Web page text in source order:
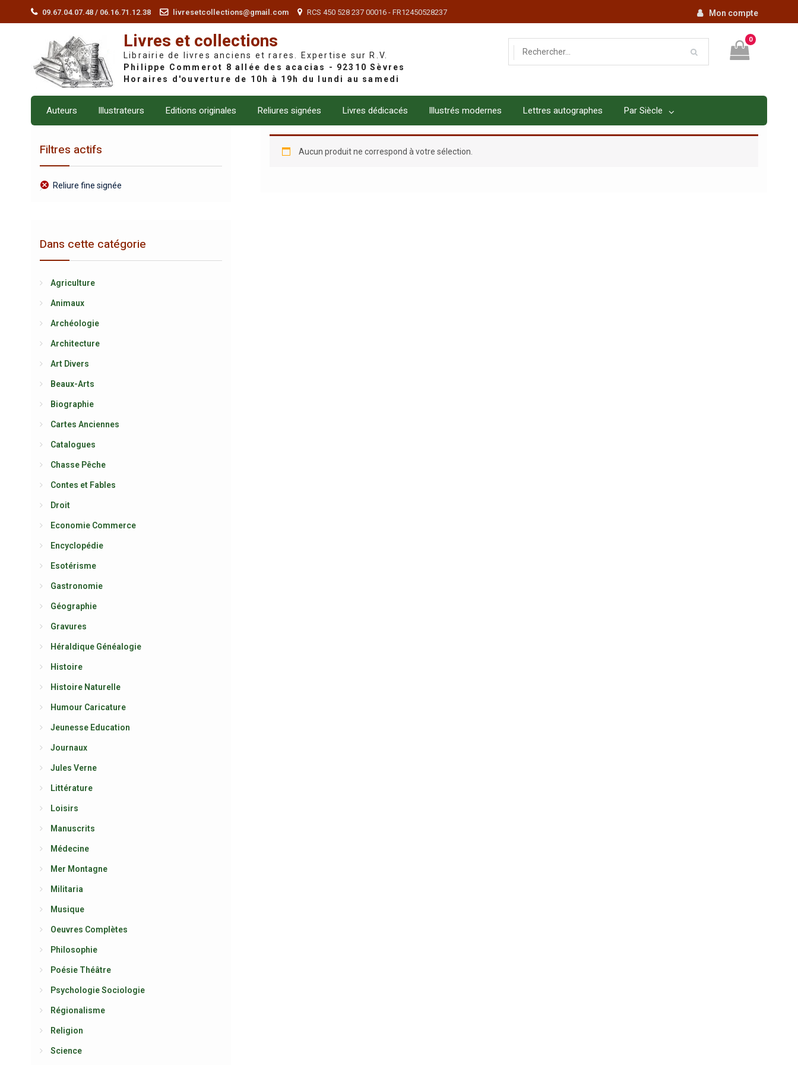
09.67.04.07.48 / 06.16.71.12.38 livresetcollections@gmail.com RCS 450 528 237 00016 - FR12450528237 Mon compte
Livres et collections
Librairie de livres anciens et rares. Expertise sur R.V.
0
Auteurs Illustrateurs Editions originales Reliures signées Livres dédicacés Illustrés modernes Lettres autographes Par Siècle
Aucun produit ne correspond à votre sélection.
Filtres actifs
Reliure fine signée
Dans cette catégorie
Agriculture
Animaux
Archéologie
Architecture
Art Divers
Beaux-Arts
Biographie
Cartes Anciennes
Catalogues
Chasse Pêche
Contes et Fables
Droit
Economie Commerce
Encyclopédie
Esotérisme
Gastronomie
Géographie
Gravures
Héraldique Généalogie
Histoire
Histoire Naturelle
Humour Caricature
Jeunesse Education
Journaux
Jules Verne
Littérature
Loisirs
Manuscrits
Médecine
Mer Montagne
Militaria
Musique
Oeuvres Complètes
Philosophie
Poésie Théâtre
Psychologie Sociologie
Régionalisme
Religion
Science